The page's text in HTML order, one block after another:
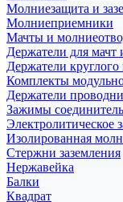
Молниезащита и
Молниеприемники
Мачты и
Держатели для
Держатели
Комплекты
Держатели
Зажимы
Электролитическое
Изолированная
Стержни заземления
Нержавейка
Балки
Квадрат